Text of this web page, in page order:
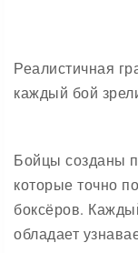
Реалистичная
каждый бой
Бойцы созданы
которые точно
боксёров.
обладает